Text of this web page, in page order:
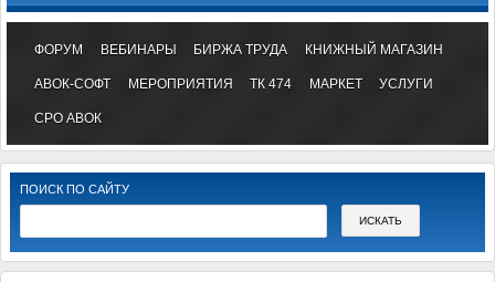
ФОРУМ ВЕБИНАРЫ БИРЖА ТРУДА КНИЖНЫЙ МАГАЗИН
АВОК-СОФТ МЕРОПРИЯТИЯ ТК 474 МАРКЕТ УСЛУГИ
СРО АВОК
ПОИСК ПО САЙТУ